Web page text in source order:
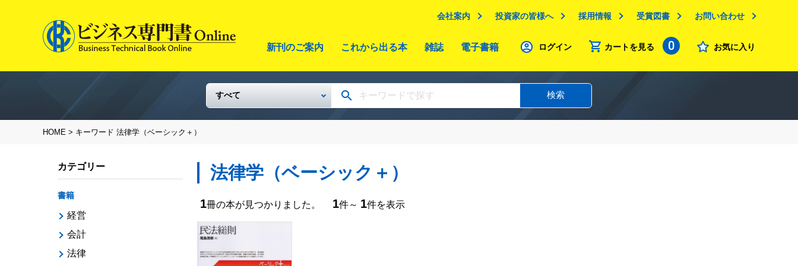
会社案内 投資家の皆様へ 採用情報 受賞図書 お問い合わせ
新刊のご案内 これから出る本 雑誌 電子書籍 ログイン カートを見る 0 お気に入り
検索
HOME > キーワード 法律学（ベーシック＋）
法律学（ベーシック＋）
1冊の本が見つかりました。 1件～ 1件を表示
カテゴリー
書籍
経営
会計
法律